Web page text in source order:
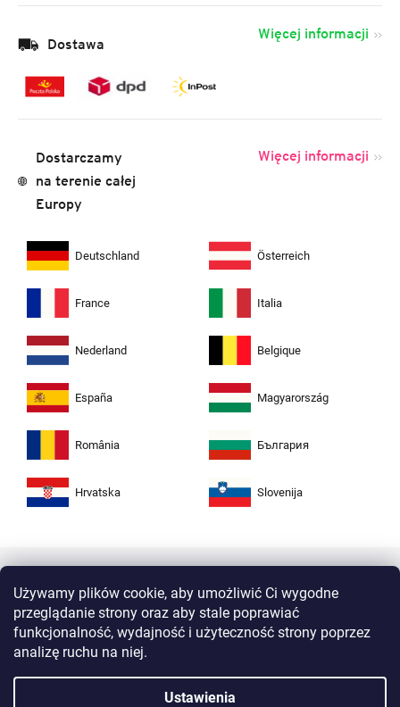
Używamy plików cookie, aby umożliwić Ci wygodne
przeglądanie strony oraz aby stale poprawiać
funkcjonalność, wydajność i użyteczność strony poprzez
analizę ruchu na niej.
Ustawienia
Dostawa
Więcej informacji
Dostarczamy
na terenie całej
Europy
Więcej informacji
Deutschland Österreich
France Italia
Nederland Belgique
España Magyarország
România България
Hrvatska Slovenija
protokołowi HTTPS Twoje dane osobiste są